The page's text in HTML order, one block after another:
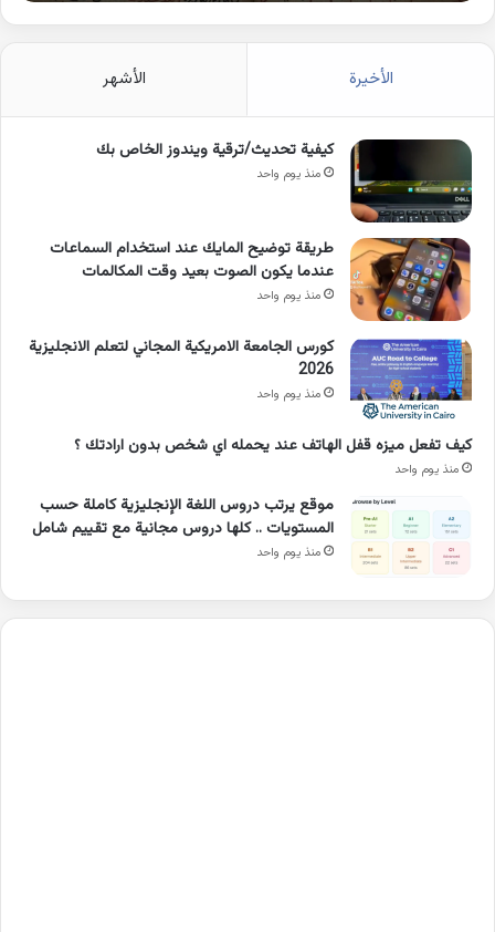
الأخيرة الأشهر
كيفية تحديث/ترقية ويندوز الخاص بك
منذ يوم واحد
طريقة توضيح المايك عند استخدام السماعات
عندما يكون الصوت بعيد وقت المكالمات
منذ يوم واحد
كورس الجامعة الامريكية المجاني لتعلم الانجليزية
2026
منذ يوم واحد
كيف تفعل ميزه قفل الهاتف عند يحمله اي شخص بدون ارادتك ؟
منذ يوم واحد
موقع يرتب دروس اللغة الإنجليزية كاملة حسب
المستويات .. كلها دروس مجانية مع تقييم شامل
منذ يوم واحد